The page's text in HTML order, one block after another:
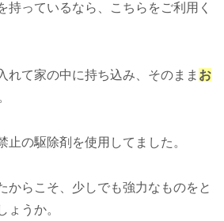
持っているなら、こちらをご利用く
れて家の中に持ち込み、そのまま お
止の駆除剤を使用してました。
からこそ、少しでも強力なものをと
ょうか。